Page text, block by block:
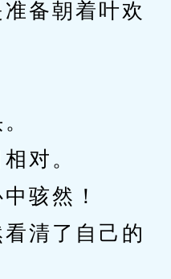
备朝着叶欢
对。
骇然！
清了自己的